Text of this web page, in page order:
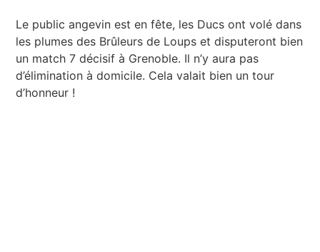
Le public angevin est en fête, les Ducs ont volé dans
les plumes des Brûleurs de Loups et disputeront bien
un match 7 décisif à Grenoble. Il n’y aura pas
d’élimination à domicile. Cela valait bien un tour
d’honneur !